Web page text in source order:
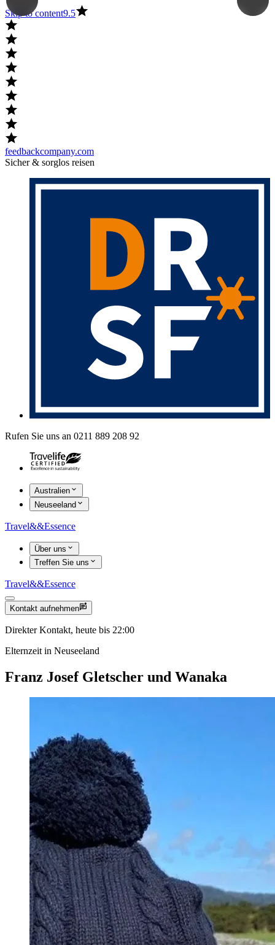
Skip to content9.5
feedbackcompany.com
Sicher & sorglos reisen
Rufen Sie uns an 0211 889 208 92
Australien
Neuseeland
Travel&&Essence
Über uns
Treffen Sie uns
Travel&&Essence
Kontakt aufnehmen
Direkter Kontakt, heute bis 22:00
Elternzeit in Neuseeland
Franz Josef Gletscher und Wanaka